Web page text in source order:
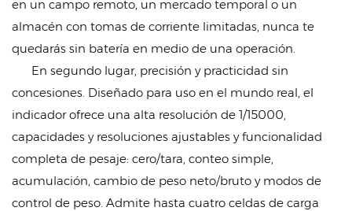
en un campo remoto, un mercado temporal o un
almacén con tomas de corriente limitadas, nunca te
quedarás sin batería en medio de una operación.
En segundo lugar, precisión y practicidad sin
concesiones. Diseñado para uso en el mundo real, el
indicador ofrece una alta resolución de 1/15000,
capacidades y resoluciones ajustables y funcionalidad
completa de pesaje: cero/tara, conteo simple,
acumulación, cambio de peso neto/bruto y modos de
control de peso. Admite hasta cuatro celdas de carga